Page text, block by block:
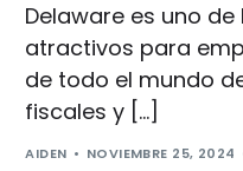
Delaware es uno
atractivos para
de todo el mundo
fiscales y […]
AIDEN NOVIEMBRE 25, 2024